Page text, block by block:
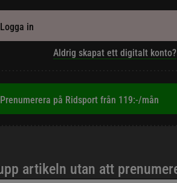
Logga in
Aldrig skapat ett digitalt konto?
Prenumerera på Ridsport från 119:-/mån